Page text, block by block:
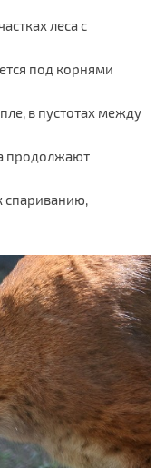
леса с
под корнями
в пустотах между
продолжают
спариванию,